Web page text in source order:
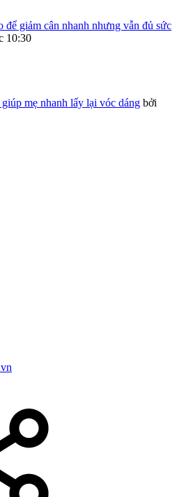
để giảm cân nhanh nhưng vẫn đủ sức
10:30
mẹ nhanh lấy lại vóc dáng bởi